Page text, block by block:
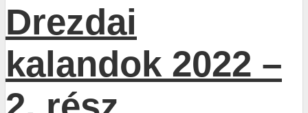
Drezdai
kalandok 2022 –